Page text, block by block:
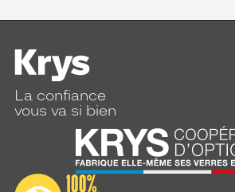
La confiance
vous va si bien